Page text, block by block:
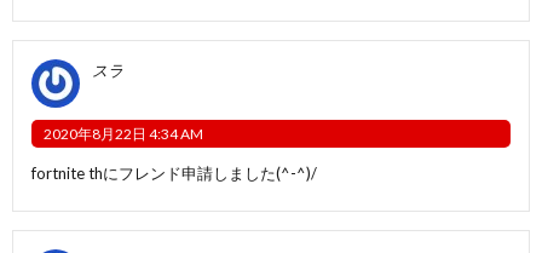
スラ
2020年8月22日 4:34 AM
fortnite thにフレンド申請しました(^-^)/